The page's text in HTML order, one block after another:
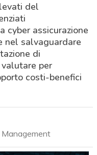
del
cyber assicurazione
nel salvaguardare
di
valutare per
costi-benefici